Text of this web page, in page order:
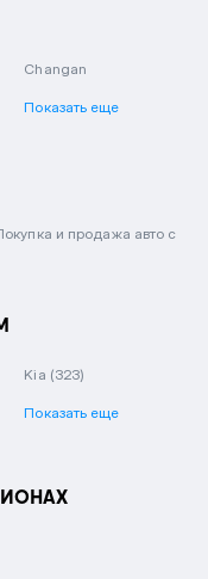
Changan
Показать еще
и продажа авто с
Kia (323)
Показать еще